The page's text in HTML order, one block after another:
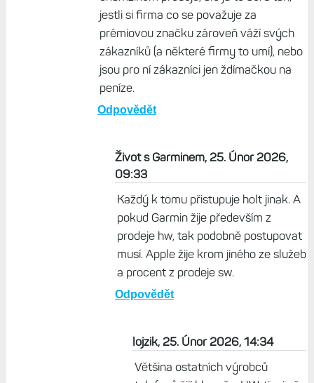
hodinek. Na Synology jsem dostal
poslední aktualizaci ještě 13 let po
uvedení na trh (po 8 letech už to teda
byly jen opravy). Na routeru od Mikrotiku
mám na 14 let starym zařízení aktuální
OS, který má stejné SW funkce jako
aktuální modely a limity jsou jenom v
zařízení, kterým podpora končí
okamžikem prodeje, ale já to beru tak,
prémiovou značku zároveň váží svých
zákazníků (a některé firmy to umí), nebo
jsou pro ní zákazníci jen ždímačkou na
Život s Garminem, 25. Únor 2026,
09:33
Každý k tomu přistupuje holt jinak. A